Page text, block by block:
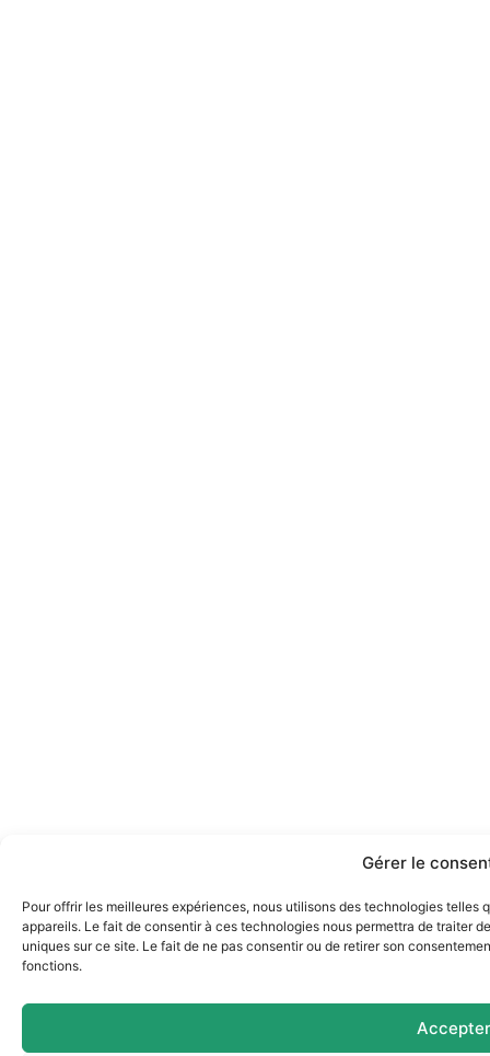
Gérer le
Pour offrir les meilleures expériences, nous utilisons des technologies
appareils. Le fait de consentir à ces technologies nous permettra de traiter
uniques sur ce site. Le fait de ne pas consentir ou de retirer son
fonctions.
Accepter